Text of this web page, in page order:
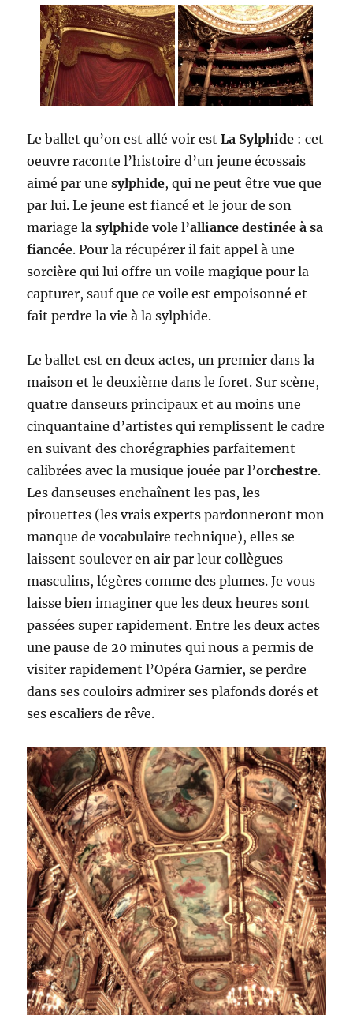
Le ballet qu’on est allé voir estLa Sylphide : cet
oeuvre raconte l’histoire d’un jeune écossais
aimé par unesylphide, qui ne peut être vue que
par lui. Le jeune est fiancé et le jour de son
mariagela sylphide vole l’alliance destinée à sa
fiancée. Pour la récupérer il fait appel à une
sorcière qui lui offre un voile magique pour la
capturer, sauf que ce voile est empoisonné et
fait perdre la vie à la sylphide.
Le ballet est en deux actes, un premier dans la
maison et le deuxième dans le foret. Sur scène,
quatre danseurs principaux et au moins une
cinquantaine d’artistes qui remplissent le cadre
en suivant des chorégraphies parfaitement
calibrées avec la musique jouée par l’orchestre.
Les danseuses enchaînent les pas, les
pirouettes (les vrais experts pardonneront mon
manque de vocabulaire technique), elles se
laissent soulever en air par leur collègues
masculins, légères comme des plumes. Je vous
laisse bien imaginer que les deux heures sont
passées super rapidement. Entre les deux actes
une pause de 20 minutes qui nous a permis de
visiter rapidement l’Opéra Garnier, se perdre
dans ses couloirs admirer ses plafonds dorés et
ses escaliers de rêve.